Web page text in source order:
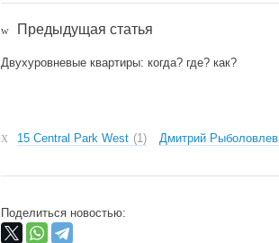
Предыдущая статья
Двухуровневые квартиры: когда? где? как?
15 Central Park West 1 Дмитрий Рыболовлев
Поделиться новостью: